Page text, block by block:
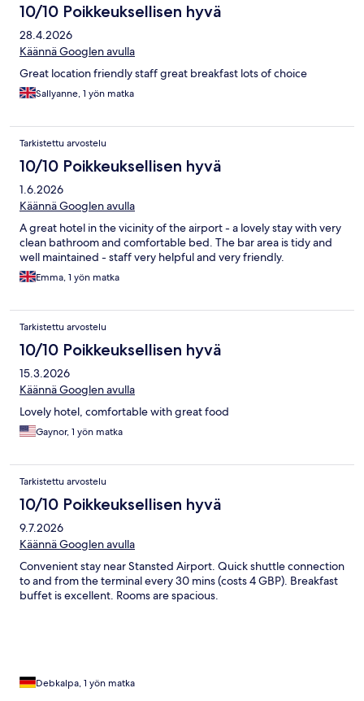
10/10 Poikkeuksellisen hyvä
28.4.2026
Käännä Googlen avulla
Great location friendly staff great breakfast lots of choice
Sallyanne, 1 yön matka
Tarkistettu arvostelu
10/10 Poikkeuksellisen hyvä
1.6.2026
Käännä Googlen avulla
A great hotel in the vicinity of the airport - a lovely stay with very
clean bathroom and comfortable bed. The bar area is tidy and
well maintained - staff very helpful and very friendly.
Emma, 1 yön matka
Tarkistettu arvostelu
10/10 Poikkeuksellisen hyvä
15.3.2026
Käännä Googlen avulla
Lovely hotel, comfortable with great food
Gaynor, 1 yön matka
Tarkistettu arvostelu
10/10 Poikkeuksellisen hyvä
9.7.2026
Käännä Googlen avulla
Convenient stay near Stansted Airport. Quick shuttle connection
to and from the terminal every 30 mins (costs 4 GBP). Breakfast
buffet is excellent. Rooms are spacious.
Debkalpa, 1 yön matka